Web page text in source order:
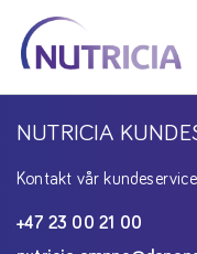
Nutricia
Nutricia
Nutricia
NUTRICIA
Kontakt vår
+47 23 00 21 00